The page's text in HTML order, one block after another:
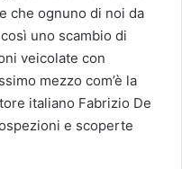
che ognuno di noi da
uno scambio di
veicolate con
mezzo com’è la
italiano Fabrizio De
e scoperte